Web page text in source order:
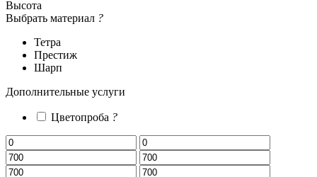
Высота
Выбрать материал ?
Тетра
Престиж
Шарп
Дополнительные услуги
Цветопроба ?